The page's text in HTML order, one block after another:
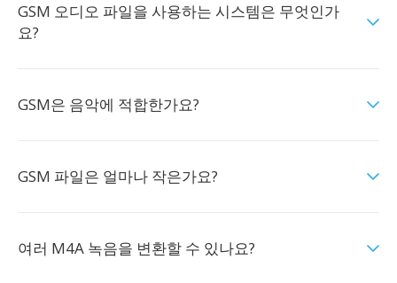
GSM 오디오 파일을 사용하는 시스템은 무엇인가
요?
GSM은 음악에 적합한가요?
GSM 파일은 얼마나 작은가요?
여러 M4A 녹음을 변환할 수 있나요?